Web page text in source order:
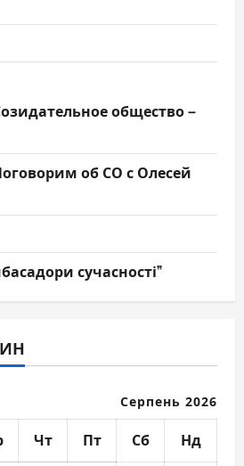
общество –
об СО с Олесей
сучасності”
Серпень 2026
Чт Пт Сб Нд